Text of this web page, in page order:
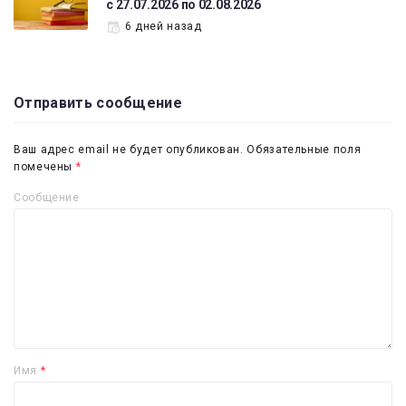
с 27.07.2026 по 02.08.2026
6 дней назад
Отправить сообщение
Ваш адрес email не будет опубликован. Обязательные поля
помечены *
Сообщение
Имя *